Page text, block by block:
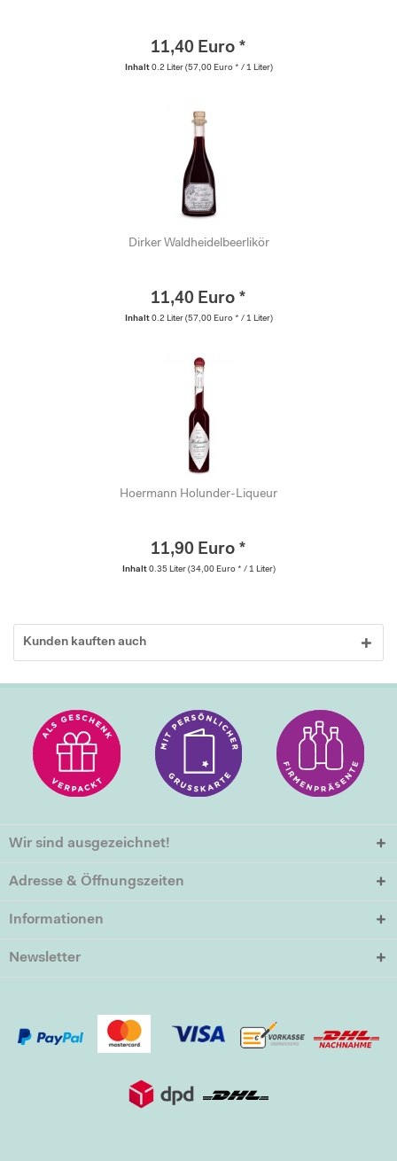
11,40 Euro *
Inhalt 0.2 Liter (57,00 Euro * / 1 Liter)
Dirker Waldheidelbeerlikör
11,40 Euro *
Inhalt 0.2 Liter (57,00 Euro * / 1 Liter)
Hoermann Holunder-Liqueur
11,90 Euro *
Inhalt 0.35 Liter (34,00 Euro * / 1 Liter)
Kunden kauften auch
Wir sind ausgezeichnet!
Adresse & Öffnungszeiten
Informationen
Newsletter